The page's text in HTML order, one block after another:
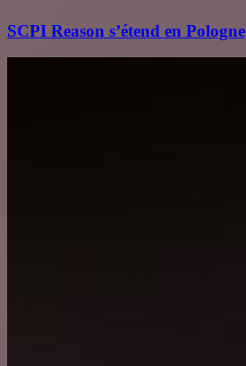
SCPI Reason s’étend en Pologne